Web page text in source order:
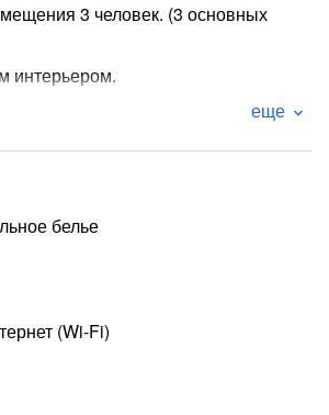
3 человек. (3 основных
интерьером.
вентилятор, шкаф, вешалка,
на этаже на 3 номера: душ,
постельное бельё, полотенца,
(шампунь, гель для душа,
всей территории.
парковка на территории.
еще
белье
(Wi‑Fi)